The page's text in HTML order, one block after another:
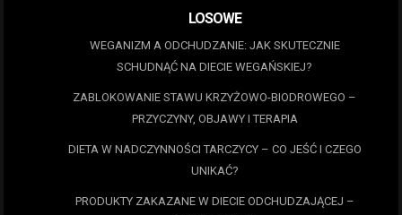
LOSOWE
WEGANIZM A ODCHUDZANIE: JAK SKUTECZNIE
SCHUDNĄĆ NA DIECIE WEGAŃSKIEJ?
ZABLOKOWANIE STAWU KRZYŻOWO-BIODROWEGO –
PRZYCZYNY, OBJAWY I TERAPIA
DIETA W NADCZYNNOŚCI TARCZYCY – CO JEŚĆ I CZEGO
UNIKAĆ?
PRODUKTY ZAKAZANE W DIECIE ODCHUDZAJĄCEJ –